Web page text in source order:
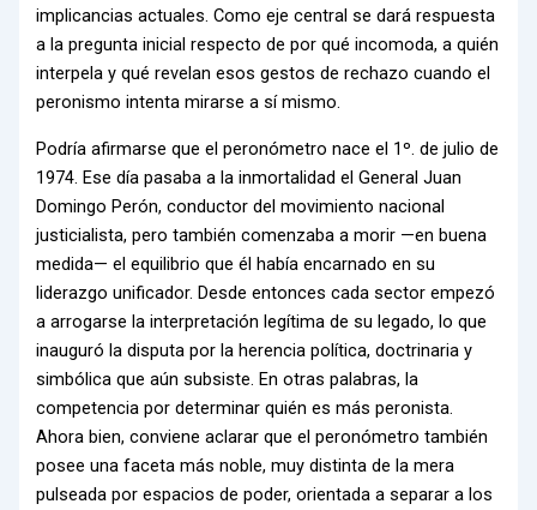
implicancias actuales. Como eje central se dará respuesta
a la pregunta inicial respecto de por qué incomoda, a quién
interpela y qué revelan esos gestos de rechazo cuando el
peronismo intenta mirarse a sí mismo.
Podría afirmarse que el peronómetro nace el 1º. de julio de
1974. Ese día pasaba a la inmortalidad el General Juan
Domingo Perón, conductor del movimiento nacional
justicialista, pero también comenzaba a morir —en buena
medida— el equilibrio que él había encarnado en su
liderazgo unificador. Desde entonces cada sector empezó
a arrogarse la interpretación legítima de su legado, lo que
inauguró la disputa por la herencia política, doctrinaria y
simbólica que aún subsiste. En otras palabras, la
competencia por determinar quién es más peronista.
Ahora bien, conviene aclarar que el peronómetro también
posee una faceta más noble, muy distinta de la mera
pulseada por espacios de poder, orientada a separar a los